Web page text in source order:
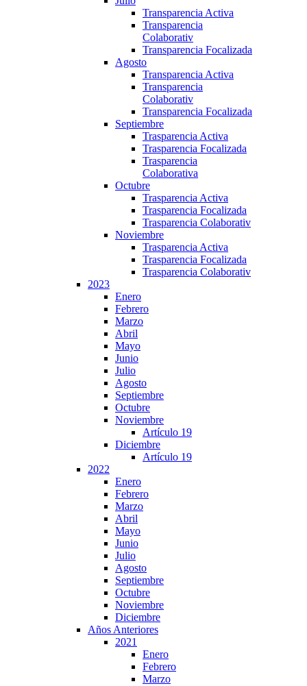
Transparencia Activa
Transparencia
Colaborativ
Transparencia Focalizada
Agosto
Transparencia Activa
Transparencia
Colaborativ
Transparencia Focalizada
Septiembre
Trasparencia Activa
Trasparencia Focalizada
Trasparencia
Colaborativa
Octubre
Trasparencia Activa
Trasparencia Focalizada
Trasparencia Colaborativ
Noviembre
Trasparencia Activa
Trasparencia Focalizada
Trasparencia Colaborativ
2023
Enero
Febrero
Marzo
Abril
Mayo
Junio
Julio
Agosto
Septiembre
Octubre
Noviembre
Artículo 19
Diciembre
Artículo 19
2022
Enero
Febrero
Marzo
Abril
Mayo
Junio
Julio
Agosto
Septiembre
Octubre
Noviembre
Diciembre
Años Anteriores
2021
Enero
Febrero
Marzo